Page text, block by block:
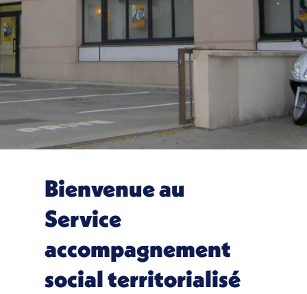
Bienvenue au
Service
accompagnement
social territorialisé